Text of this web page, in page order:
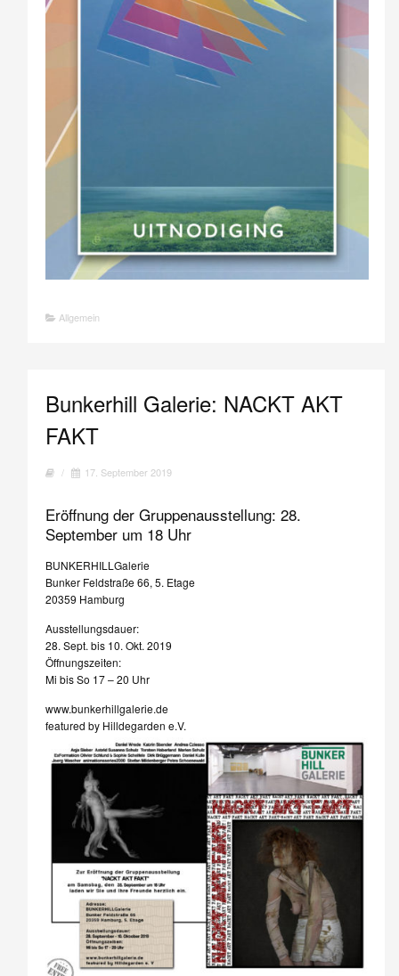
Allgemein
Bunkerhill Galerie: NACKT AKT
FAKT
/ 17. September 2019
Eröffnung der Gruppenausstellung: 28.
September um 18 Uhr
BUNKERHILLGalerie
Bunker Feldstraße 66, 5. Etage
20359 Hamburg
Ausstellungsdauer:
28. Sept. bis 10. Okt. 2019
Öffnungszeiten:
Mi bis So 17 – 20 Uhr
www.bunkerhillgalerie.de
featured by Hilldegarden e.V.